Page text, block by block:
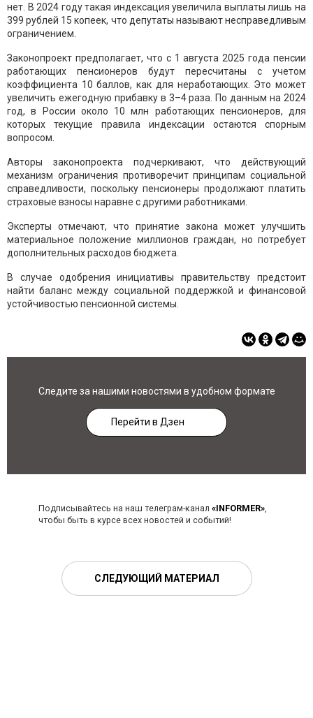
нет. В 2024 году такая индексация увеличила выплаты лишь на
399 рублей 15 копеек, что депутаты называют несправедливым
ограничением.
Законопроект предполагает, что с 1 августа 2025 года пенсии
работающих пенсионеров будут пересчитаны с учетом
коэффициента 10 баллов, как для неработающих. Это может
увеличить ежегодную прибавку в 3–4 раза. По данным на 2024
год, в России около 10 млн работающих пенсионеров, для
которых текущие правила индексации остаются спорным
вопросом.
Авторы законопроекта подчеркивают, что действующий
механизм ограничения противоречит принципам социальной
справедливости, поскольку пенсионеры продолжают платить
страховые взносы наравне с другими работниками.
Эксперты отмечают, что принятие закона может улучшить
материальное положение миллионов граждан, но потребует
дополнительных расходов бюджета.
В случае одобрения инициативы правительству предстоит
найти баланс между социальной поддержкой и финансовой
устойчивостью пенсионной системы.
Следите за нашими новостями в удобном формате
Перейти в Дзен
Подписывайтесь на наш телеграм-канал «INFORMER»,
чтобы быть в курсе всех новостей и событий!
СЛЕДУЮЩИЙ МАТЕРИАЛ